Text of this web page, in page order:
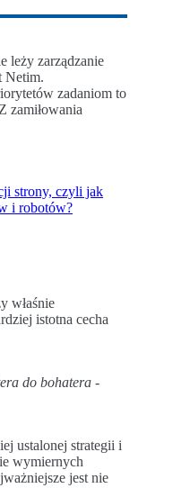
leży zarządzanie
Netim.
zadaniom to
zamiłowania
strony, czyli jak
i robotów?
właśnie
istotna cecha
do bohatera -
ustalonej strategii i
wymiernych
jest nie